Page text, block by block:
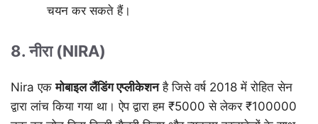
चयन कर सकते हैं।
8. नीरा (NIRA)
Nira एकमोबाइल लैंडिंग एप्लीकेशनहै जिसे वर्ष 2018 में रोहित सेन
द्वारा लांच किया गया था। ऐप द्वारा हम ₹5000 से लेकर ₹100000